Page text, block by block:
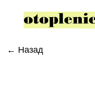
← Назад